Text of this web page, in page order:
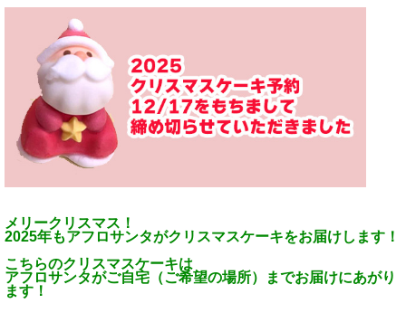
メリークリスマス！
2025年もアフロサンタがクリスマスケーキをお届けします！
こちらのクリスマスケーキは
アフロサンタがご自宅（ご希望の場所）までお届けにあがり
ます！